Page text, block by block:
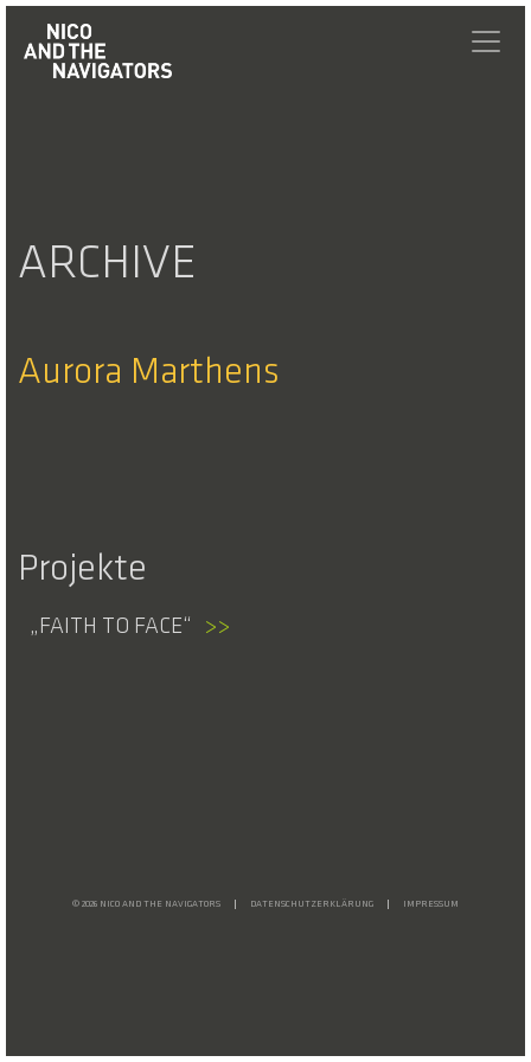
ARCHIVE
Aurora Marthens
Projekte
FAITH TO FACE >>
© 2026 NICO AND THE NAVIGATORS DATENSCHUTZERKLÄRUNG IMPRESSUM